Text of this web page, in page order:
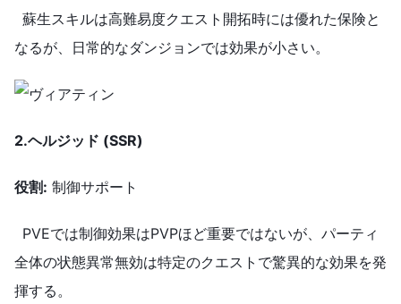
蘇生スキルは高難易度クエスト開拓時には優れた保険と
なるが、日常的なダンジョンでは効果が小さい。
2.ヘルジッド (SSR)
役割: 制御サポート
PVEでは制御効果はPVPほど重要ではないが、パーティ
全体の状態異常無効は特定のクエストで驚異的な効果を発
揮する。